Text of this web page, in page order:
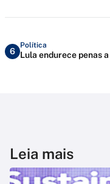
6
Política
Lula endurece penas
Leia mais